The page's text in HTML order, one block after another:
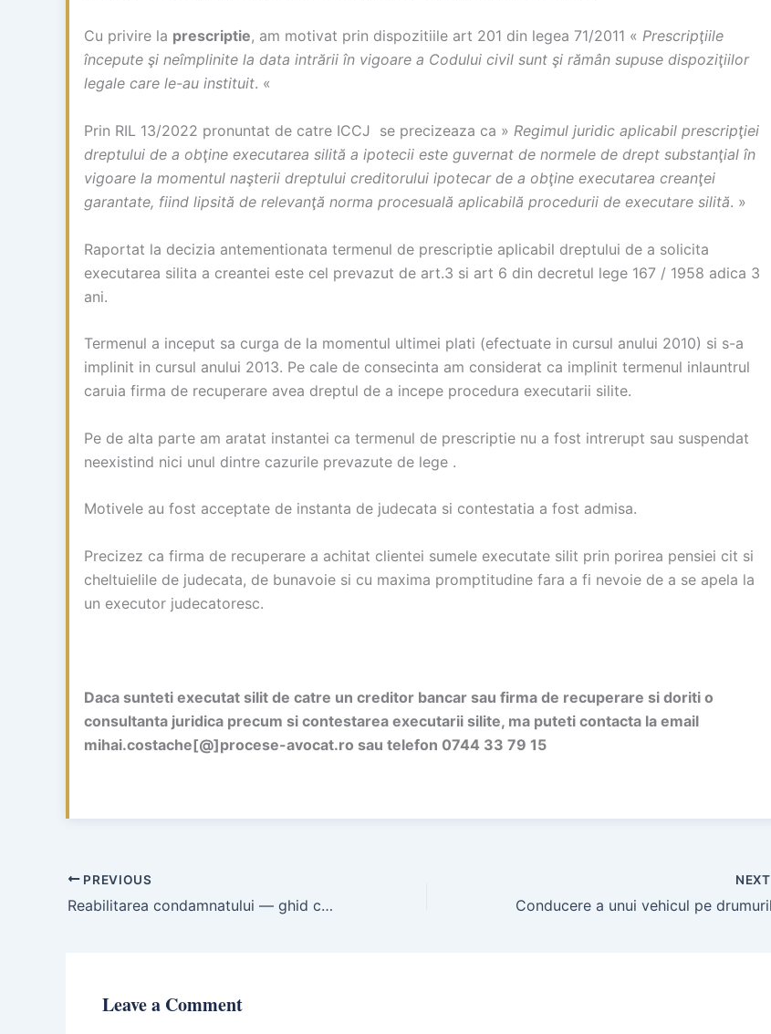
Cu privire la prescriptie, am motivat prin dispozitiile art 201 din legea 71/2011 « Prescripţiile
începute şi neîmplinite la data intrării în vigoare a Codului civil sunt şi rămân supuse dispoziţiilor
legale care le-au instituit. «
Prin RIL 13/2022 pronuntat de catre ICCJ se precizeaza ca » Regimul juridic aplicabil prescripţiei
dreptului de a obţine executarea silită a ipotecii este guvernat de normele de drept substanţial în
vigoare la momentul naşterii dreptului creditorului ipotecar de a obţine executarea creanţei
garantate, fiind lipsită de relevanţă norma procesuală aplicabilă procedurii de executare silită. »
Raportat la decizia antementionata termenul de prescriptie aplicabil dreptului de a solicita
executarea silita a creantei este cel prevazut de art.3 si art 6 din decretul lege 167 / 1958 adica 3
ani.
Termenul a inceput sa curga de la momentul ultimei plati (efectuate in cursul anului 2010) si s-a
implinit in cursul anului 2013. Pe cale de consecinta am considerat ca implinit termenul inlauntrul
caruia firma de recuperare avea dreptul de a incepe procedura executarii silite.
Pe de alta parte am aratat instantei ca termenul de prescriptie nu a fost intrerupt sau suspendat
neexistind nici unul dintre cazurile prevazute de lege .
Motivele au fost acceptate de instanta de judecata si contestatia a fost admisa.
Precizez ca firma de recuperare a achitat clientei sumele executate silit prin porirea pensiei cit si
cheltuielile de judecata, de bunavoie si cu maxima promptitudine fara a fi nevoie de a se apela la
un executor judecatoresc.
Daca sunteti executat silit de catre un creditor bancar sau firma de recuperare si doriti o
consultanta juridica precum si contestarea executarii silite, ma puteti contacta la email
mihai.costache[@]procese-avocat.ro sau telefon 0744 33 79 15
PREVIOUS
Reabilitarea condamnatului — ghid complet: condiții, termene și procedură
NEXT
Leave a Comment